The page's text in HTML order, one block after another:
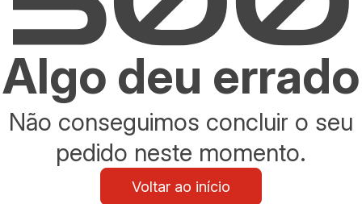
Algo deu errado
Não conseguimos concluir o seu
pedido neste momento.
Voltar ao início